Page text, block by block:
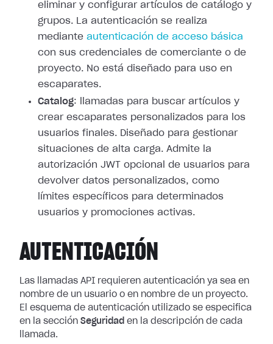
eliminar y configurar artículos de catálogo y
grupos. La autenticación se realiza
mediante autenticación de acceso básica
con sus credenciales de comerciante o de
proyecto. No está diseñado para uso en
escaparates.
Catalog: llamadas para buscar artículos y
crear escaparates personalizados para los
usuarios finales. Diseñado para gestionar
situaciones de alta carga. Admite la
autorización JWT opcional de usuarios para
devolver datos personalizados, como
límites específicos para determinados
usuarios y promociones activas.
AUTENTICACIÓN
Las llamadas API requieren autenticación ya sea en
nombre de un usuario o en nombre de un proyecto.
El esquema de autenticación utilizado se especifica
en la sección Seguridad en la descripción de cada
llamada.